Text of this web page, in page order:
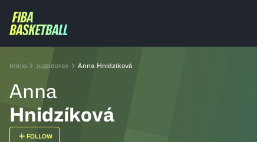
Inicio Jugadores Anna Hnidzíková
Anna
Hnidzíková
FOLLOW